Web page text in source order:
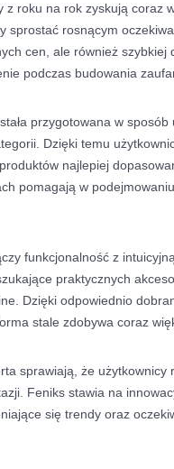
z roku na rok zyskują coraz
sprostać rosnącym
cen, ale również szybkiej
podczas budowania
przygotowana w
Dzięki temu
najlepiej
pomagają w
funkcjonalność z
praktycznych
Dzięki odpowiednio
stale zdobywa coraz
sprawiają, że
Feniks stawia na
się trendy oraz